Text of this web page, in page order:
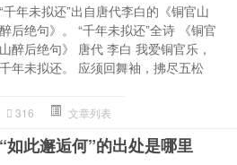
“千年未拟还”出自唐代李白的《铜官山
醉后绝句》。 “千年未拟还”全诗 《铜官
山醉后绝句》 唐代 李白 我爱铜官乐，
千年未拟还。 应须回舞袖，拂尽五松
316 文章列表
“如此邂逅何”的出处是哪里